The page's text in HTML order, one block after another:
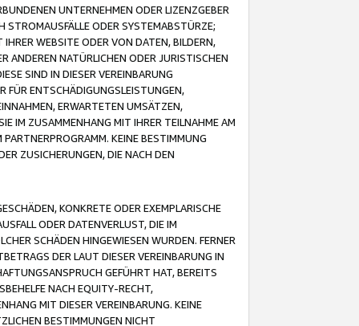
UNTERNEHMEN ODER LIZENZGEBER
STROMAUSFÄLLE ODER SYSTEMABSTÜRZE;
WEBSITE ODER VON DATEN, BILDERN,
ANDEREN NATÜRLICHEN ODER JURISTISCHEN
SIND IN DIESER VEREINBARUNG
FÜR ENTSCHÄDIGUNGSLEISTUNGEN,
ERWARTETEN UMSÄTZEN,
IM ZUSAMMENHANG MIT IHRER TEILNAHME AM
KEINE BESTIMMUNG
ZUSICHERUNGEN, DIE NACH DEN
KONKRETE ODER EXEMPLARISCHE
ODER DATENVERLUST, DIE IM
SCHÄDEN HINGEWIESEN WURDEN. FERNER
DER LAUT DIESER VEREINBARUNG IN
GEFÜHRT HAT, BEREITS
NACH EQUITY-RECHT,
MIT DIESER VEREINBARUNG. KEINE
BESTIMMUNGEN NICHT